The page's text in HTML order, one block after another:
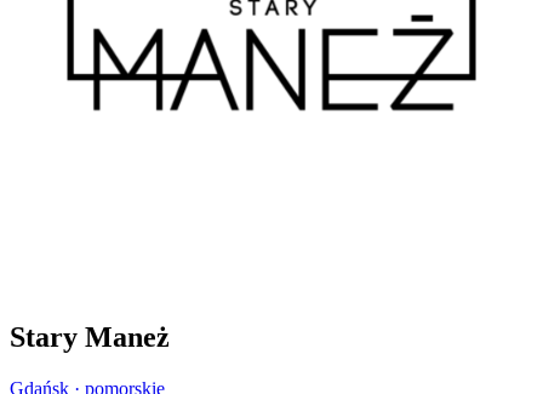
Stary Maneż
Gdańsk · pomorskie